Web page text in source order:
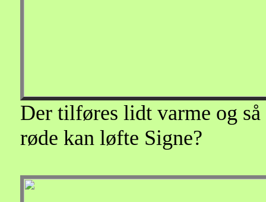
Der tilføres lidt varme og så
røde kan løfte Signe?